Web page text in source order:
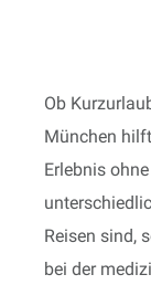
Ob
München
Erlebnis
Reisen sind,
bei der